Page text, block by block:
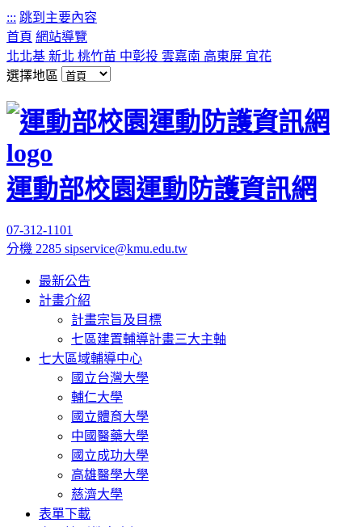
::: 跳到主要內容
首頁 網站導覽
北北基 新北 桃竹苗 中彰投 雲嘉南 高東屏 宜花
選擇地區
運動部校園運動防護資訊網
07-312-1101
分機 2285 sipservice@kmu.edu.tw
最新公告
計畫介紹
計畫宗旨及目標
七區建置輔導計畫三大主軸
七大區域輔導中心
國立台灣大學
輔仁大學
國立體育大學
中國醫藥大學
國立成功大學
高雄醫學大學
慈濟大學
表單下載